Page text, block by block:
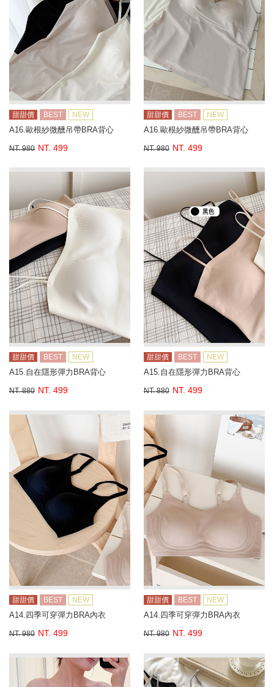
甜甜價 BEST NEW
A16.歐根紗微醺吊帶BRA背心
NT. 980 NT. 499
甜甜價 BEST NEW
A16.歐根紗微醺吊帶BRA背心
NT. 980 NT. 499
甜甜價 BEST NEW
A15.自在隱形彈力BRA背心
NT. 880 NT. 499
甜甜價 BEST NEW
A15.自在隱形彈力BRA背心
NT. 880 NT. 499
甜甜價 BEST NEW
A14.四季可穿彈力BRA內衣
NT. 980 NT. 499
甜甜價 BEST NEW
A14.四季可穿彈力BRA內衣
NT. 980 NT. 499